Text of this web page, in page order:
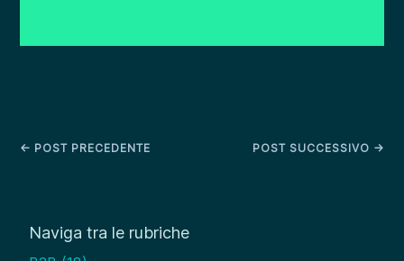
← POST PRECEDENTE POST SUCCESSIVO →
Naviga tra le rubriche